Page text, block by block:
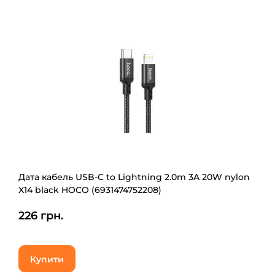
Дата кабель USB-C to Lightning 2.0m 3A 20W nylon
X14 black HOCO (6931474752208)
226 грн.
Купити